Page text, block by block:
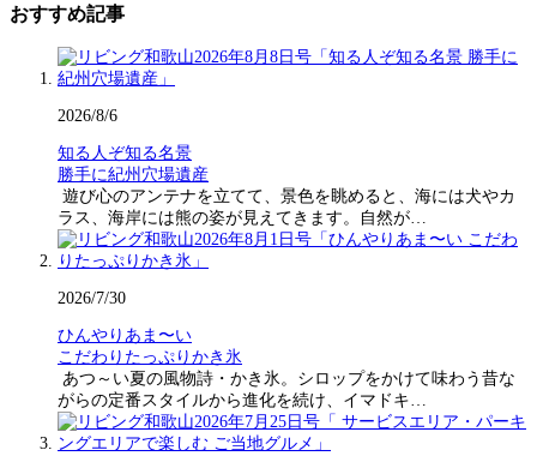
おすすめ記事
2026/8/6
知る人ぞ知る名景
勝手に紀州穴場遺産
遊び心のアンテナを立てて、景色を眺めると、海には犬やカ
ラス、海岸には熊の姿が見えてきます。自然が…
2026/7/30
ひんやりあま〜い
こだわりたっぷりかき氷
あつ～い夏の風物詩・かき氷。シロップをかけて味わう昔な
がらの定番スタイルから進化を続け、イマドキ…